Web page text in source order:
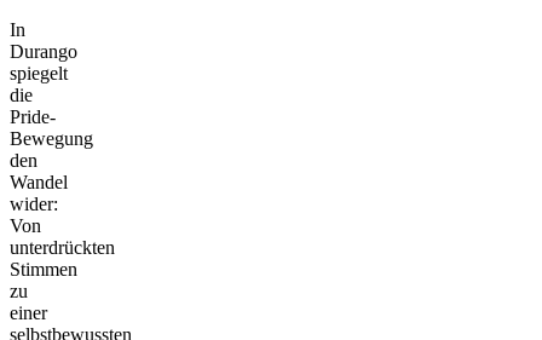
In
Durango
spiegelt
die
Pride-
Bewegung
den
Wandel
wider:
Von
unterdrückten
Stimmen
zu
einer
selbstbewussten